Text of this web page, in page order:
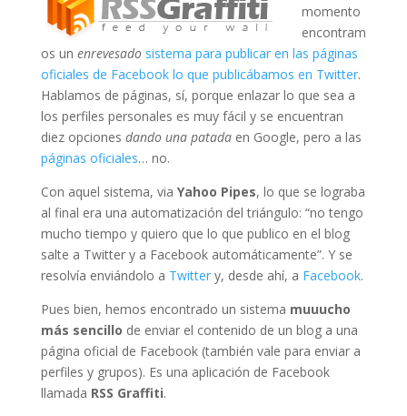
momento
encontram
os un enrevesado sistema para publicar en las páginas
oficiales de Facebook lo que publicábamos en Twitter.
Hablamos de páginas, sí, porque enlazar lo que sea a
los perfiles personales es muy fácil y se encuentran
diez opciones dando una patadaen Google, pero a las
páginas oficiales… no.
Con aquel sistema, via Yahoo Pipes, lo que se lograba
al final era una automatización del triángulo: “no tengo
mucho tiempo y quiero que lo que publico en el blog
salte a Twitter y a Facebook automáticamente”. Y se
resolvía enviándolo a Twittery, desde ahí, a Facebook.
Pues bien, hemos encontrado un sistema muuucho
más sencillo de enviar el contenido de un blog a una
página oficial de Facebook (también vale para enviar a
perfiles y grupos). Es una aplicación de Facebook
llamada RSS Graffiti.